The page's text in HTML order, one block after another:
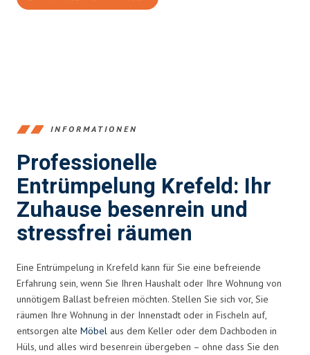
INFORMATIONEN
Professionelle
Entrümpelung Krefeld: Ihr
Zuhause besenrein und
stressfrei räumen
Eine Entrümpelung in Krefeld kann für Sie eine befreiende
Erfahrung sein, wenn Sie Ihren Haushalt oder Ihre Wohnung von
unnötigem Ballast befreien möchten. Stellen Sie sich vor, Sie
räumen Ihre Wohnung in der Innenstadt oder in Fischeln auf,
entsorgen alte Möbel aus dem Keller oder dem Dachboden in
Hüls, und alles wird besenrein übergeben – ohne dass Sie den